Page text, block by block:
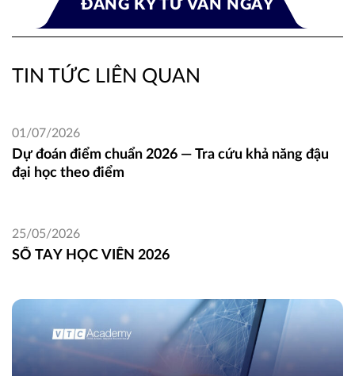
TIN TỨC LIÊN QUAN
Dự đoán điểm chuẩn 2026 — Tra cứu khả năng đậu
đại học theo điểm
01/07/2026
SỔ TAY HỌC VIÊN 2026
25/05/2026